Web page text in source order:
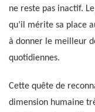
ne reste pas inactif.
qu’il mérite sa place
à donner le meilleur
quotidiennes.
Cette quête de
dimension humaine